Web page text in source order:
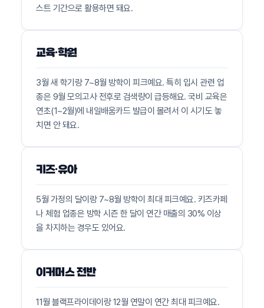
스트 기간으로 활용하면 돼요.
교육·학원
3월 새 학기랑 7~8월 방학이 피크예요. 특히 입시 관련 업
종은 9월 모의고사 전후로 검색량이 급등해요. 국비 교육은
연초(1~2월)에 내일배움카드 발급이 몰려서 이 시기도 놓
치면 안 돼요.
키즈·유아
5월 가정의 달이랑 7~8월 방학이 최대 피크예요. 키즈카페
나 체험 업종은 방학 시즌 한 달이 연간 매출의 30% 이상
을 차지하는 경우도 있어요.
이커머스 전반
11월 블랙프라이데이랑 12월 연말이 연간 최대 피크예요.